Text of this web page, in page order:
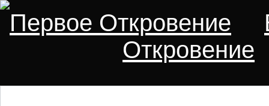
Первое Откровение
Откровение